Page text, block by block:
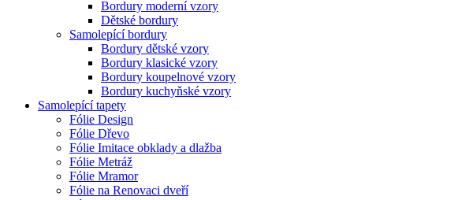
Bordury moderní vzory
Dětské bordury
Samolepící bordury
Bordury dětské vzory
Bordury klasické vzory
Bordury koupelnové vzory
Bordury kuchyňské vzory
Samolepící tapety
Fólie Design
Fólie Dřevo
Fólie Imitace obklady a dlažba
Fólie Metráž
Fólie Mramor
Fólie na Renovaci dveří